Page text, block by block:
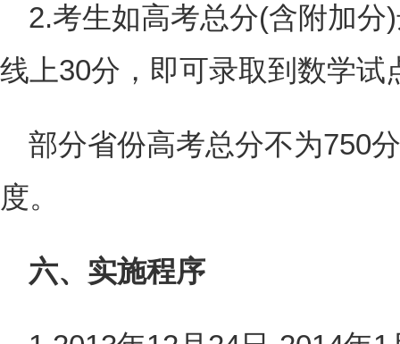
2.考生如高考总分(含附加
线上30分，即可录取到数学试
部分省份高考总分不为750
度。
六、实施程序